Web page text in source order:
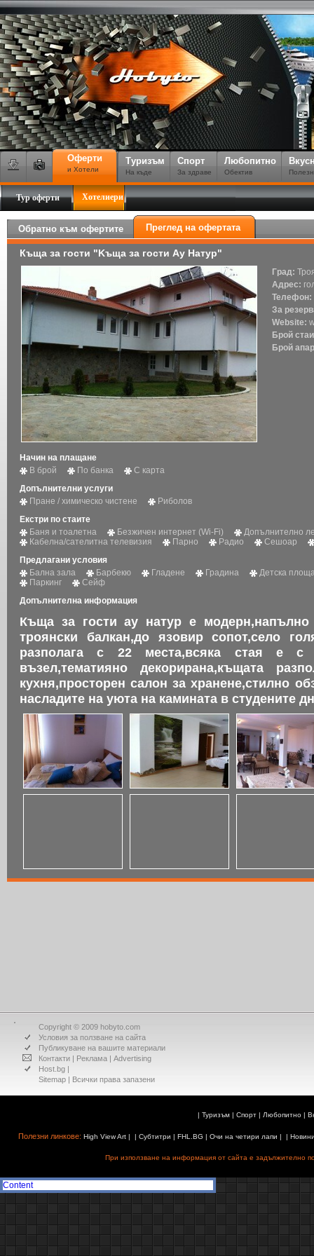
Оферти
и Хотели
Туризъм
На къде
Спорт
За здраве
Любопитно
Обектив
Тур оферти Хотелиери
Обратно към офертите Преглед на офертата
Къща за гости "Kъща за гости Ау Hатур"
Град:
Адрес:
Телефон:
За
Website:
Брой
Брой
Начин на плащане
В брой
По банка
С карта
Допълнителни услуги
Пране / химическо чистене
Риболов
Екстри по стаите
Баня и тоалетна
Безжичен интернет (Wi-Fi)
Допълнително
Кабелна/сателитна телевизия
Парно Радио
Сешоар
Предлагани условия
Бална зала
Барбекю Гладене Градина
Детска
Паркинг
Сейф
Допълнителна информация
Къща за гости ау натур е
троянски балкан,до язовир сопот,село
разполага с 22 места,всяка стая е с
възел,тематияно декорирана,къщата
кухня,просторен салон за хранене,стилно
насладите на уюта на камината в студените
Copyright © 2009 hobyto.com
Условия за ползване на сайта
Публикуване на вашите материали
Контакти | Реклама | Advertising
Host.bg |
Sitemap | Всички права запазени
| Туризъм| Спорт| Любопитно|
Полезни линкове: High View Art| | Субтитри | FHL.BG | Очи на четири лапи | |
При използване на информация от сайта е задължително
Content